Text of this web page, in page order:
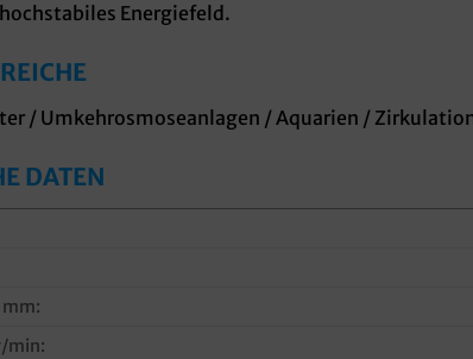
Energiefeld.
/ Umkehrosmoseanlagen / Aquarien /
DATEN
mm:
min: